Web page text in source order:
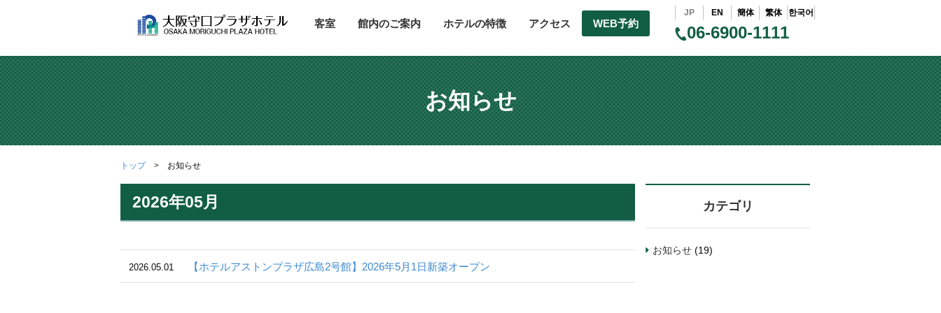
客室 館内のご案内 ホテルの特徴 アクセス WEB予約
JP EN 簡体 繁体 한국어
06-6900-1111
お知らせ
トップ お知らせ
2026年05月
2026.05.01 【ホテルアストンプラザ広島2号館】2026年5月1日新築オープン
カテゴリ
お知らせ (19)